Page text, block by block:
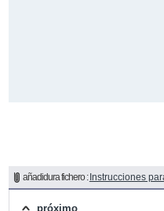
añadidura fichero : Instrucciones
próximo